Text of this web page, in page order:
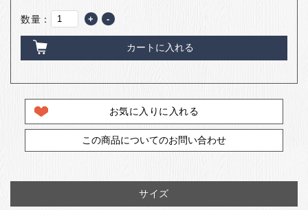
数量： + -
カートに入れる
お気に入りに入れる
この商品についてのお問い合わせ
サイズ